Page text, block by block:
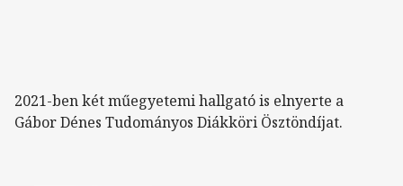
2021-ben két műegyetemi hallgató is elnyerte a
Gábor Dénes Tudományos Diákköri Ösztöndíjat.